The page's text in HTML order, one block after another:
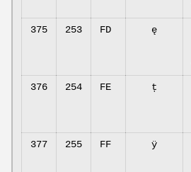
375 253 FD ę
376 254 FE ț
377 255 FF ÿ